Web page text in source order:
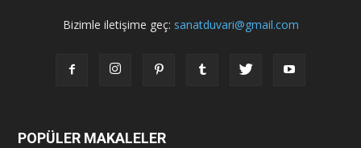
Bizimle iletişime geç: sanatduvari@gmail.com
POPÜLER MAKALELER